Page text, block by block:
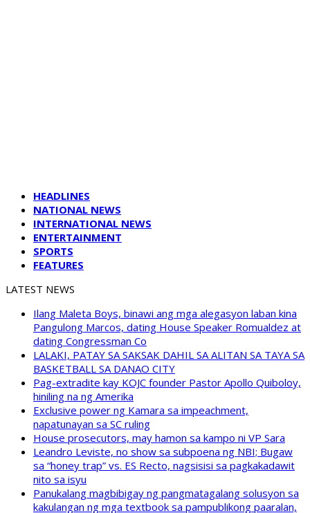
HEADLINES
NATIONAL NEWS
INTERNATIONAL NEWS
ENTERTAINMENT
SPORTS
FEATURES
LATEST NEWS
Ilang Maleta Boys, binawi ang mga alegasyon laban kina
Pangulong Marcos, dating House Speaker Romualdez at
dating Congressman Co
LALAKI, PATAY SA SAKSAK DAHIL SA ALITAN SA TAYA SA
BASKETBALL SA DANAO CITY
Pag-extradite kay KOJC founder Pastor Apollo Quiboloy,
hiniling na ng Amerika
Exclusive power ng Kamara sa impeachment,
napatunayan sa SC ruling
House prosecutors, may hamon sa kampo ni VP Sara
Leandro Leviste, no show sa subpoena ng NBI; Bugaw
sa “honey trap” vs. ES Recto, nagsisisi sa pagkakadawit
nito sa isyu
Panukalang magbibigay ng pangmatagalang solusyon sa
kakulangan ng mga textbook sa pampublikong paaralan,